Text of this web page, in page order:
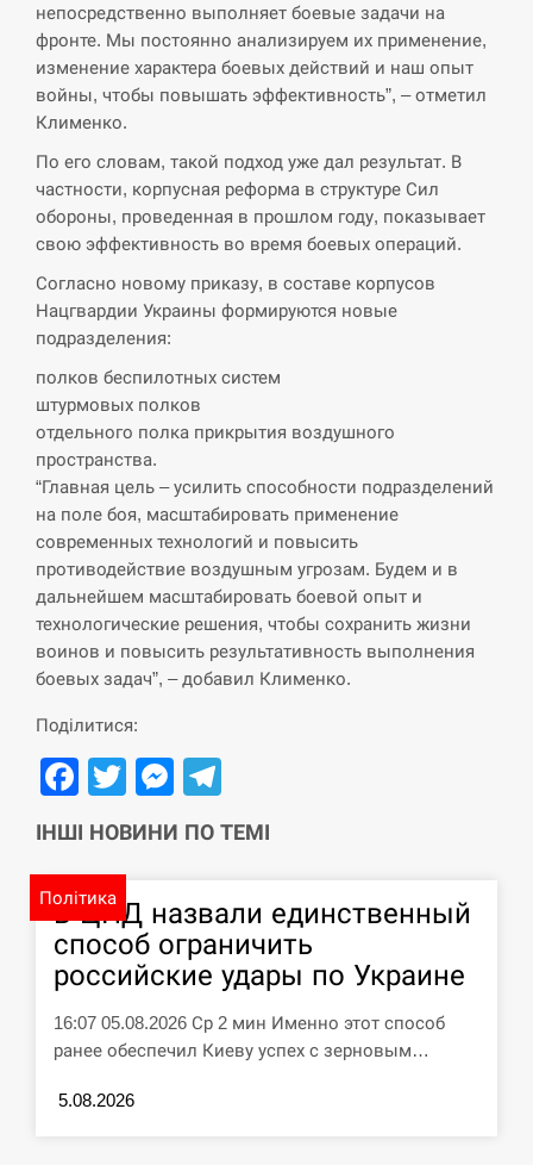
14:40
У Росії розгортається ракетний підрозділ
КНДР – Reuters
СЕРПЕНЬ
14:23
Поставки ракет для ПВО сократились
втрое, хотя у партнеров они…
СЕРПЕНЬ
14:10
У Румунії затоплять чотири баржі для
збільшення потоку води до…
СЕРПЕНЬ
13:53
В Москве пожаловались на “кратный
рост” атак дронов Украины
СЕРПЕНЬ
13:40
Біля українського літака в аеропорту
Лейпцига виявили дрон, ймовірно, з…
СЕРПЕНЬ
13:23
МИДе ответили, как отреагируют на…
СЕРПЕНЬ
Тайвань проводить найбільші військові
СЕРПЕНЬ
12:53
США обсуждают лицензии на Patriot для
СЕРПЕНЬ
Латвія готова направити до 20
непосредственно выполняет боевые задачи на
фронте. Мы постоянно анализируем их применение,
изменение характера боевых действий и наш опыт
войны, чтобы повышать эффективность”, – отметил
Клименко.
По его словам, такой подход уже дал результат. В
частности, корпусная реформа в структуре Сил
обороны, проведенная в прошлом году, показывает
свою эффективность во время боевых операций.
Согласно новому приказу, в составе корпусов
Нацгвардии Украины формируются новые
подразделения:
полков беспилотных систем
штурмовых полков
отдельного полка прикрытия воздушного
пространства.
“Главная цель – усилить способности подразделений
на поле боя, масштабировать применение
современных технологий и повысить
противодействие воздушным угрозам. Будем и в
дальнейшем масштабировать боевой опыт и
технологические решения, чтобы сохранить жизни
воинов и повысить результативность выполнения
боевых задач”, – добавил Клименко.
Поділитися:
Facebook
TwitterMessenger
ІНШІ НОВИНИ ПО ТЕМІ
Політика
В ЦПД назвали единственный
способ ограничить
российские удары по Украине
16:07 05.08.2026 Ср 2 мин Именно этот способ
ранее обеспечил Киеву успех с зерновым…
5.08.2026